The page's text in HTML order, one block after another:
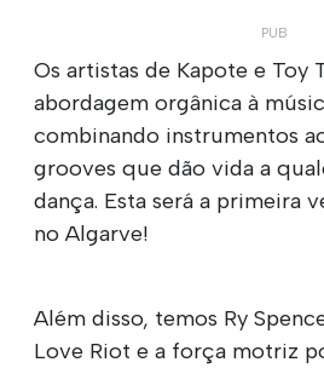
Os artistas de Kapote e Toy
abordagem orgânica à
combinando instrumentos
grooves que dão vida a
dança. Esta será a primeira
no Algarve!
Além disso, temos Ry
Love Riot e a força motriz